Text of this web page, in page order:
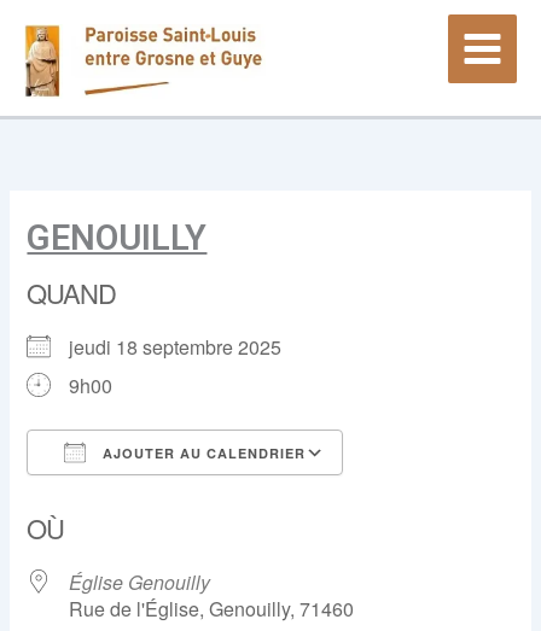
contenu
GENOUILLY
QUAND
jeudi 18 septembre 2025
9h00
AJOUTER AU CALENDRIER
OÙ
Église Genouilly
Rue de l'Église, Genouilly, 71460